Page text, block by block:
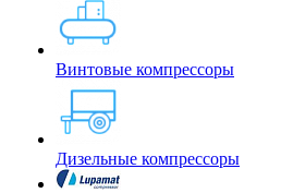
Винтовые компрессоры
Дизельные компрессоры